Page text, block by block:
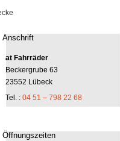
Anschrift
at Fahrräder
Beckergrube 63
23552 Lübeck
Tel. : 04 51 – 798 22 68
Öffnungszeiten